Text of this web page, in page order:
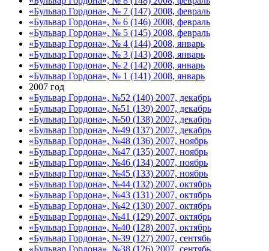
«Бульвар Гордона», № 7 (147) 2008, февраль
«Бульвар Гордона», № 6 (146) 2008, февраль
«Бульвар Гордона», № 5 (145) 2008, февраль
«Бульвар Гордона», № 4 (144) 2008, январь
«Бульвар Гордона», № 3 (143) 2008, январь
«Бульвар Гордона», № 2 (142) 2008, январь
«Бульвар Гордона», № 1 (141) 2008, январь
2007 год
«Бульвар Гордона», №52 (140) 2007, декабрь
«Бульвар Гордона», №51 (139) 2007, декабрь
«Бульвар Гордона», №50 (138) 2007, декабрь
«Бульвар Гордона», №49 (137) 2007, декабрь
«Бульвар Гордона», №48 (136) 2007, ноябрь
«Бульвар Гордона», №47 (135) 2007, ноябрь
«Бульвар Гордона», №46 (134) 2007, ноябрь
«Бульвар Гордона», №45 (133) 2007, ноябрь
«Бульвар Гордона», №44 (132) 2007, октябрь
«Бульвар Гордона», №43 (131) 2007, октябрь
«Бульвар Гордона», №42 (130) 2007, октябрь
«Бульвар Гордона», №41 (129) 2007, октябрь
«Бульвар Гордона», №40 (128) 2007, октябрь
«Бульвар Гордона», №39 (127) 2007, сентябь
«Бульвар Гордона», №38 (126) 2007, сентябь